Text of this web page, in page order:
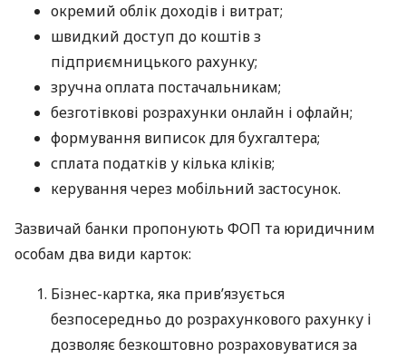
окремий облік доходів і витрат;
швидкий доступ до коштів з
підприємницького рахунку;
зручна оплата постачальникам;
безготівкові розрахунки онлайн і офлайн;
формування виписок для бухгалтера;
сплата податків у кілька кліків;
керування через мобільний застосунок.
Зазвичай банки пропонують ФОП та юридичним
особам два види карток:
Бізнес-картка, яка прив’язується
безпосередньо до розрахункового рахунку і
дозволяє безкоштовно розраховуватися за